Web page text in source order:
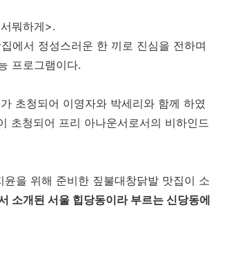
뭐하게>.
에서 정성스러운 한 끼로 진심을 전하며
프로그램이다.
초청되어 이영자와 박세리와 함께 하였
초청되어 프리 아나운서로서의 비하인드
을 위해 준비한 짚불대창닭발 맛집이 소
소개된 서울 힙당동이라 부르는 신당동에